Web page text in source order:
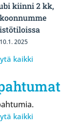
kiinni 2 kk,
10.1. 2025
kaikki
kaikki